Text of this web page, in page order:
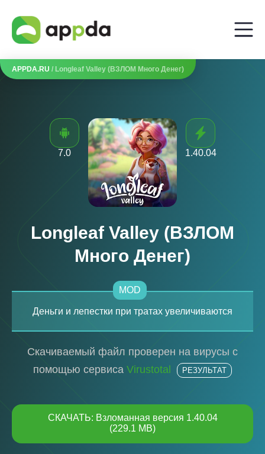
APPDA.RU / Longleaf Valley (ВЗЛОМ Много Денег)
7.0 1.40.04
Longleaf Valley (ВЗЛОМ
Много Денег)
MOD
Деньги и лепестки при тратах увеличиваются
Скачиваемый файл проверен на вирусы с
помощью сервиса Virustotal РЕЗУЛЬТАТ
СКАЧАТЬ: Взломанная версия 1.40.04
(229.1 MB)